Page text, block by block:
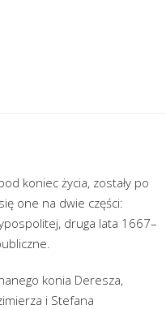
koniec życia, zostały po
one na dwie części:
druga lata 1667–
konia Deresza,
i Stefana